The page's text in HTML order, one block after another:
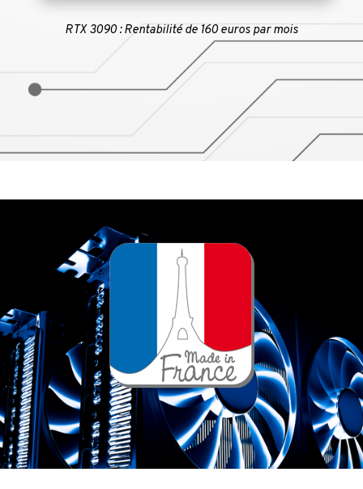
RTX 3090 : Rentabilité de 160 euros par mois